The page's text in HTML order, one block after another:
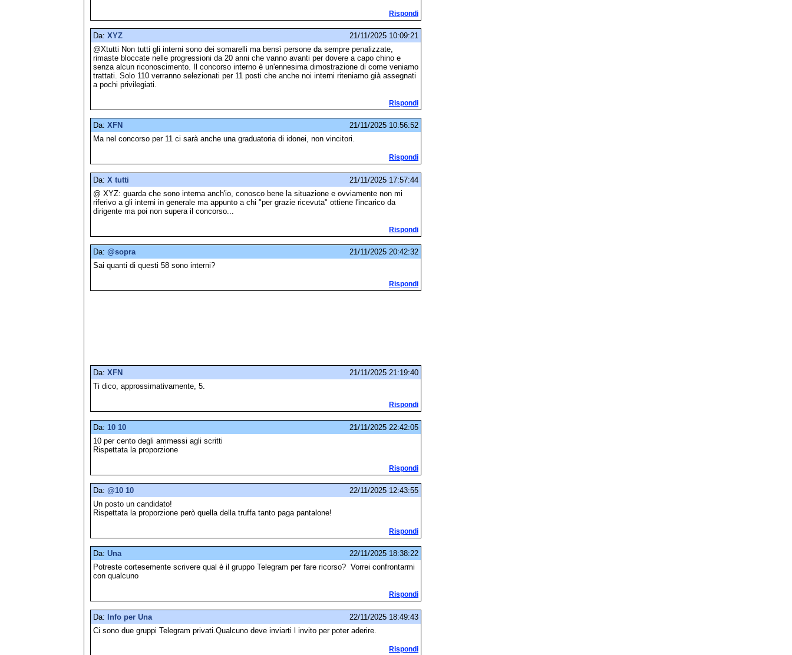
Rispondi
Da: XYZ
21/11/2025 10:09:21
@Xtutti Non tutti gli interni sono dei somarelli ma bensì persone da sempre penalizzate,
rimaste bloccate nelle progressioni da 20 anni che vanno avanti per dovere a capo chino e
senza alcun riconoscimento. Il concorso interno è un'ennesima dimostrazione di come veniamo
trattati. Solo 110 verranno selezionati per 11 posti che anche noi interni riteniamo già assegnati
a pochi privilegiati.
Rispondi
Da: XFN
21/11/2025 10:56:52
Ma nel concorso per 11 ci sarà anche una graduatoria di idonei, non vincitori.
Rispondi
Da: X tutti
21/11/2025 17:57:44
@ XYZ: guarda che sono interna anch'io, conosco bene la situazione e ovviamente non mi
riferivo a gli interni in generale ma appunto a chi "per grazie ricevuta" ottiene l'incarico da
dirigente ma poi non supera il concorso...
Rispondi
Da: @sopra
21/11/2025 20:42:32
Sai quanti di questi 58 sono interni?
Rispondi
Da: XFN
21/11/2025 21:19:40
Ti dico, approssimativamente, 5.
Rispondi
Da: 10 10
21/11/2025 22:42:05
10 per cento degli ammessi agli scritti
Rispettata la proporzione
Rispondi
Da: @10 10
22/11/2025 12:43:55
Un posto un candidato!
Rispettata la proporzione però quella della truffa tanto paga pantalone!
Rispondi
Da: Una
22/11/2025 18:38:22
Potreste cortesemente scrivere qual è il gruppo Telegram per fare ricorso? Vorrei confrontarmi
con qualcuno
Rispondi
Da: Info per Una
22/11/2025 18:49:43
Ci sono due gruppi Telegram privati.Qualcuno deve inviarti l invito per poter aderire.
Rispondi